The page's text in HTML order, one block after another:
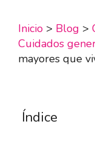
Inicio > Blog >
Cuidados
mayores que
Índice